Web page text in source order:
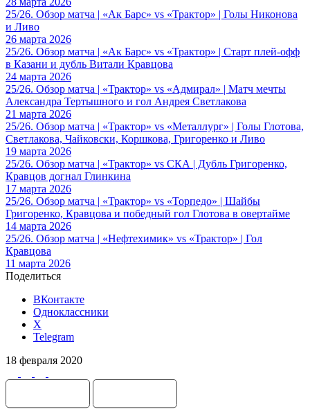
25/26. Обзор матча | «Ак Барс» vs «Трактор» | Голы Никонова
и Ливо
26 марта 2026
25/26. Обзор матча | «Ак Барс» vs «Трактор» | Старт плей-офф
в Казани и дубль Витали Кравцова
24 марта 2026
25/26. Обзор матча | «Трактор» vs «Адмирал» | Матч мечты
Александра Тертышного и гол Андрея Светлакова
21 марта 2026
25/26. Обзор матча | «Трактор» vs «Металлург» | Голы Глотова,
Светлакова, Чайковски, Коршкова, Григоренко и Ливо
19 марта 2026
25/26. Обзор матча | «Трактор» vs СКА | Дубль Григоренко,
Кравцов догнал Глинкина
17 марта 2026
25/26. Обзор матча | «Трактор» vs «Торпедо» | Шайбы
Григоренко, Кравцова и победный гол Глотова в овертайме
14 марта 2026
25/26. Обзор матча | «Нефтехимик» vs «Трактор» | Гол
Кравцова
11 марта 2026
Поделиться
ВКонтакте
Одноклассники
X
Telegram
18 февраля 2020